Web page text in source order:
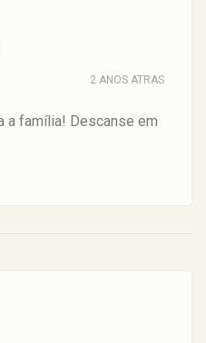
2 ANOS ATRAS
a família! Descanse em